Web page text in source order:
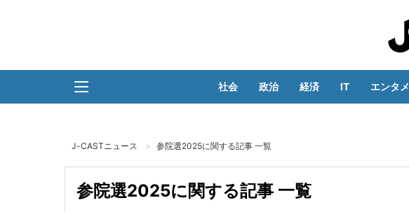
社会 政治 経済 IT エンタメ
J-CASTニュース 参院選2025に関する記事 一覧
参院選2025に関する記事 一覧